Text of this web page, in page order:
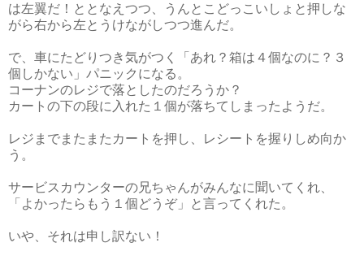
は左翼だ！ととなえつつ、うんとこどっこいしょと押しな
がら右から左とうけながしつつ進んだ。
で、車にたどりつき気がつく「あれ？箱は４個なのに？３
個しかない」パニックになる。
コーナンのレジで落としたのだろうか？
カートの下の段に入れた１個が落ちてしまったようだ。
レジまでまたまたカートを押し、レシートを握りしめ向か
う。
サービスカウンターの兄ちゃんがみんなに聞いてくれ、
「よかったらもう１個どうぞ」と言ってくれた。
いや、それは申し訳ない！